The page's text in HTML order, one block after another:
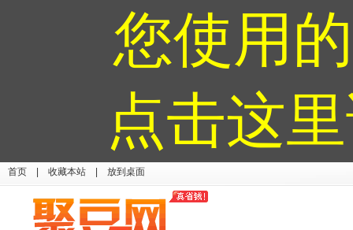
您使用
点击这
首页 收藏本站 放到桌面